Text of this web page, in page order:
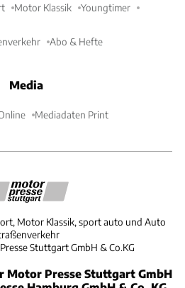
Motor Klassik Youngtimer
Abo & Hefte
Media
Mediadaten Print
Motor Klassik, sport auto und Auto
Stuttgart GmbH & Co.KG
Motor Presse Stuttgart GmbH